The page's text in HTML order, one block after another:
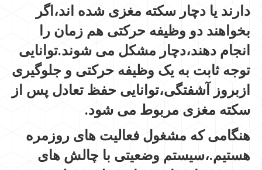
دارند یا دچار سکته مغزی شده اند،اگر
بخواهند دو وظیفه حرکتی هم زمان را
انجام دهند،دچار مشکل می شوند.توانایی
توجه ثابت به یک وظیفه حرکتی و جلوگیری
ازبروز آشفتگی،توانایی حفظ تعادل پس از
سکته مغزی مربوط می شود.
هنگامی که مشغول فعالیت های روزمره
هستیم.،سیستم وضعیتی با چالش های